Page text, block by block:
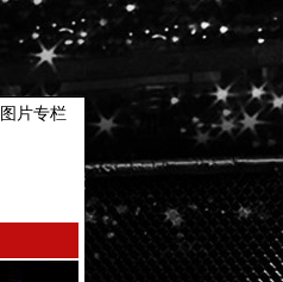
图片专栏